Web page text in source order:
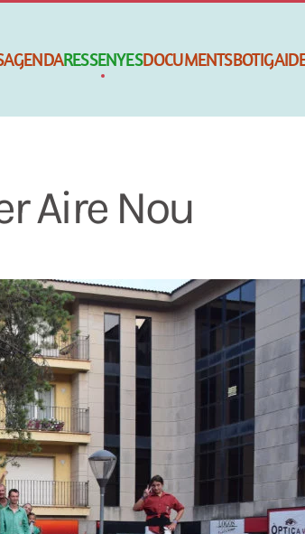
AGENDARESSENYESDOCUMENTSBOTIGA
Aire Nou